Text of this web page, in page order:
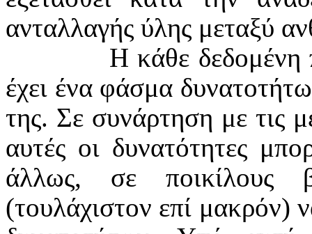
ανταλλαγής ύλης μεταξύ
Η κάθε δεδομένη
έχει ένα φάσμα
της. Σε συνάρτηση με τις
αυτές οι δυνατότητες
άλλως, σε ποικίλους
(τουλάχιστον επί μακρόν)